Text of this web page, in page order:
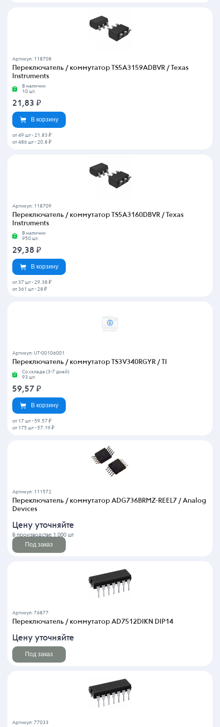
Артикул: 118708
Переключатель / коммутатор TS5A3159ADBVR / Texas
Instruments
В наличии
10 шт.
21,83 ₽
В корзину
от 49 шт - 21.83 ₽
от 486 шт - 20.8 ₽
Артикул: 118709
Переключатель / коммутатор TS5A3160DBVR / Texas
Instruments
В наличии
950 шт.
29,38 ₽
В корзину
от 37 шт - 29.38 ₽
от 361 шт - 28 ₽
Артикул: UT-00106001
Переключатель / коммутатор TS3V340RGYR / TI
Со склада (3-7 дней)
93 шт.
59,57 ₽
В корзину
от 17 шт - 59.57 ₽
от 175 шт - 57.19 ₽
Артикул: 111572
Переключатель / коммутатор ADG736BRMZ-REEL7 / Analog
Devices
Цену уточняйте
В производстве 1 000 шт
Под заказ
Артикул: 76877
Переключатель / коммутатор AD7512DIKN DIP14
Цену уточняйте
Под заказ
Артикул: 77033